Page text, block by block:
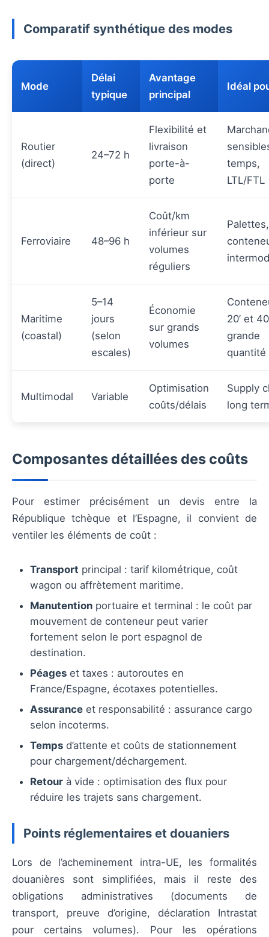
Comparatif synthétique des modes
Mode
Délai
typique
Avantage
principal
Idéal
Routier
(direct)
24–72 h
Flexibilité et
livraison
porte-à-
porte
temps,
LTL/FTL
Ferroviaire 48–96 h
Coût/km
inférieur sur
volumes
réguliers
Palettes,
Maritime
(coastal)
5–14
jours
(selon
escales)
Économie
sur grands
volumes
20’ et
grande
quantité
Multimodal Variable
Optimisation
coûts/délais
Supply
long
Composantes détaillées des coûts
Pour estimer précisément un devis entre la
République tchèque et l’Espagne, il convient de
ventiler les éléments de coût :
Transport principal : tarif kilométrique, coût
wagon ou affrètement maritime.
Manutention portuaire et terminal : le coût par
mouvement de conteneur peut varier
fortement selon le port espagnol de
destination.
Péages et taxes : autoroutes en
France/Espagne, écotaxes potentielles.
Assurance et responsabilité : assurance cargo
selon incoterms.
Temps d’attente et coûts de stationnement
pour chargement/déchargement.
Retour à vide : optimisation des flux pour
réduire les trajets sans chargement.
Points réglementaires et douaniers
Lors de l’acheminement intra-UE, les formalités
douanières sont simplifiées, mais il reste des
obligations administratives (documents de
transport, preuve d’origine, déclaration Intrastat
pour certains volumes). Pour les opérations